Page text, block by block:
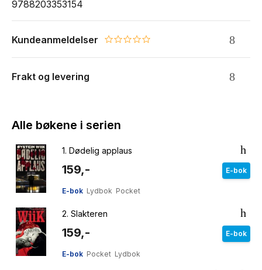
9788203353154
Kundeanmeldelser 0.0 star rating
Frakt og levering
Alle bøkene i serien
1. Dødelig applaus
159,- E-bok
E-bok Lydbok Pocket
2. Slakteren
159,- E-bok
E-bok Pocket Lydbok